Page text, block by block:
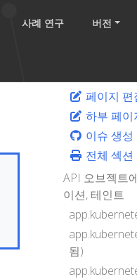
사례 연구 버전
페이지 편
하부 페이
이슈 생성
전체 섹션
API 오브젝트
이션, 테인트
됨)